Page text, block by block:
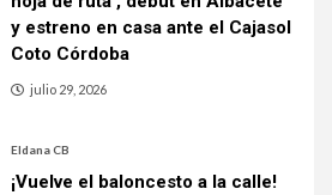
y estreno en casa ante el Cajasol
Coto Córdoba
julio 29, 2026
Eldana CB
¡Vuelve el baloncesto a la calle!